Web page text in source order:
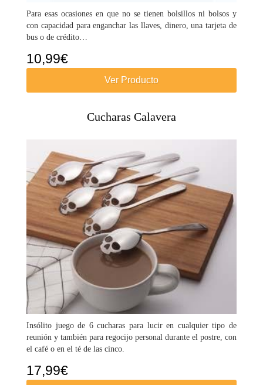
Para esas ocasiones en que no se tienen bolsillos ni bolsos y
con capacidad para enganchar las llaves, dinero, una tarjeta de
bus o de crédito…
10,99€
Ver Producto
Cucharas Calavera
Insólito juego de 6 cucharas para lucir en cualquier tipo de
reunión y también para regocijo personal durante el postre, con
el café o en el té de las cinco.
17,99€